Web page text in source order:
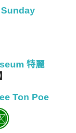
Sunday
特麗
】
Ton Poe